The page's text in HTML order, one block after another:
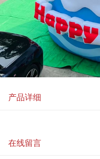
产品详细
在线留言